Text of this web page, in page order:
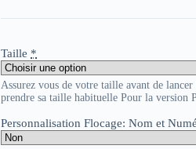
Taille *
Assurez vous de votre taille avant de
prendre sa taille habituelle Pour la